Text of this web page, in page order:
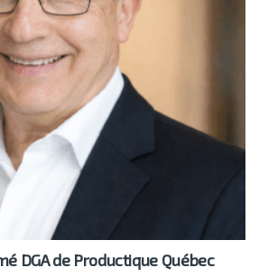
DGA de Productique Québec